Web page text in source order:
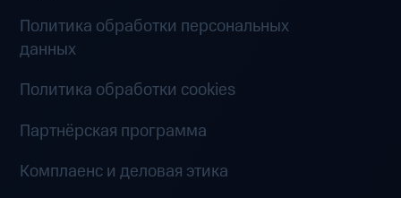
Политика обработки персональных
данных
Политика обработки cookies
Партнёрская программа
Комплаенс и деловая этика